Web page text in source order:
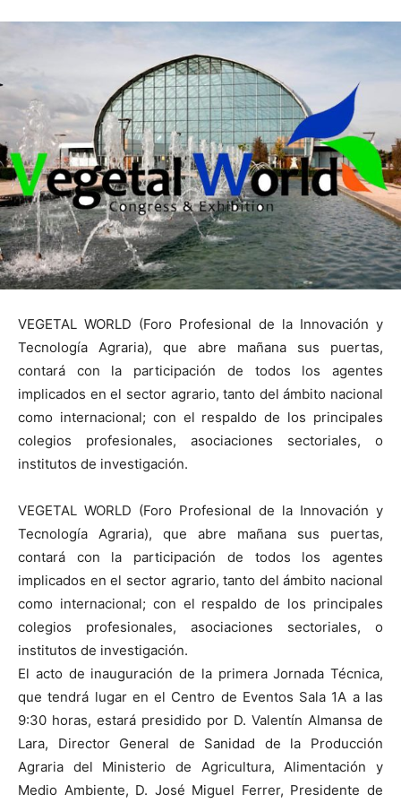
VEGETAL WORLD (Foro Profesional de la Innovación y
Tecnología Agraria), que abre mañana sus puertas,
contará con la participación de todos los agentes
implicados en el sector agrario, tanto del ámbito nacional
como internacional; con el respaldo de los principales
colegios profesionales, asociaciones sectoriales, o
institutos de investigación.
VEGETAL WORLD (Foro Profesional de la Innovación y
Tecnología Agraria), que abre mañana sus puertas,
contará con la participación de todos los agentes
implicados en el sector agrario, tanto del ámbito nacional
como internacional; con el respaldo de los principales
colegios profesionales, asociaciones sectoriales, o
institutos de investigación.
El acto de inauguración de la primera Jornada Técnica,
que tendrá lugar en el Centro de Eventos Sala 1A a las
9:30 horas, estará presidido por D. Valentín Almansa de
Lara, Director General de Sanidad de la Producción
Agraria del Ministerio de Agricultura, Alimentación y
Medio Ambiente, D. José Miguel Ferrer, Presidente de